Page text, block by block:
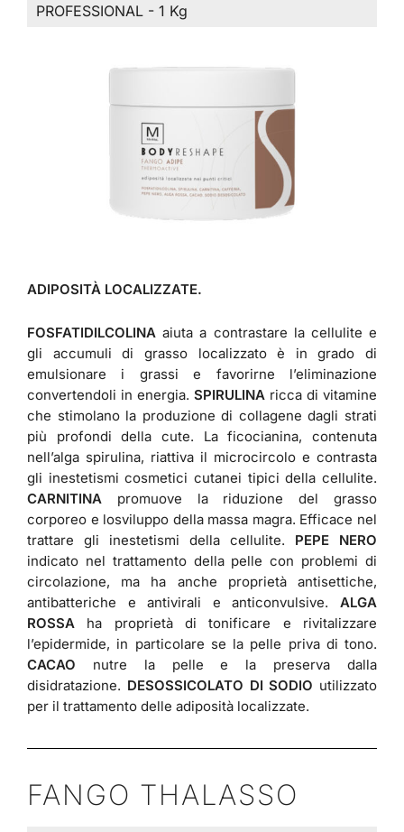
PROFESSIONAL - 1 Kg
ADIPOSITÀ LOCALIZZATE.
FOSFATIDILCOLINA aiuta a contrastare la cellulite e
gli accumuli di grasso localizzato è in grado di
emulsionare i grassi e favorirne l’eliminazione
convertendoli in energia. SPIRULINA ricca di vitamine
che stimolano la produzione di collagene dagli strati
più profondi della cute. La ficocianina, contenuta
nell’alga spirulina, riattiva il microcircolo e contrasta
gli inestetismi cosmetici cutanei tipici della cellulite.
CARNITINA promuove la riduzione del grasso
corporeo e losviluppo della massa magra. Efficace nel
trattare gli inestetismi della cellulite. PEPE NERO
indicato nel trattamento della pelle con problemi di
circolazione, ma ha anche proprietà antisettiche,
antibatteriche e antivirali e anticonvulsive. ALGA
ROSSA ha proprietà di tonificare e rivitalizzare
l’epidermide, in particolare se la pelle priva di tono.
CACAO nutre la pelle e la preserva dalla
disidratazione. DESOSSICOLATO DI SODIO utilizzato
per il trattamento delle adiposità localizzate.
FANGO THALASSO